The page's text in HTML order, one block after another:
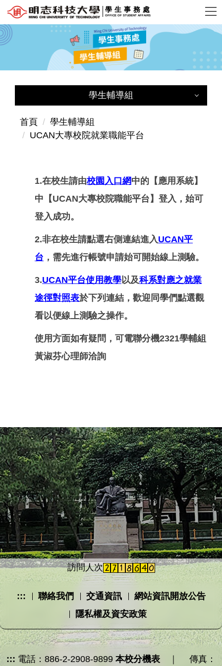
跳
到
主
學生事務處
OFFICE OF STUDENT AFFAIRS
學生輔導組
學生輔導組
學生輔導組首頁
服務簡介及聯絡方式
導師專區
學生輔導關懷系統
學生申訴專區
學生輔導工作委員會
UCAN大專校院就業職能平台
輔導資源連結
首頁
學生輔導組
UCAN大專校院就業職能平台
1.在校生請由校園入口網中的【應用系統】
中【UCAN大專校院職能平台】登入，始可
登入成功。
2.非在校生請點選右側連結進入UCAN平
台 ，需先進行帳號申請始可開始線上測驗。
3.UCAN平台使用教學以及科系對應之就業
途徑對照表於下列連結，歡迎同學們點選觀
看以便線上測驗之操作。
使用方面如有疑問，可電聯分機2321學輔組
黃淑芬心理師洽詢
訪問人次
::: 聯絡我們 交通資訊
網站資訊開放公告
隱私權及資安政策
::: 電話：886-2-2908-9899 本校分機表｜ 傳真：